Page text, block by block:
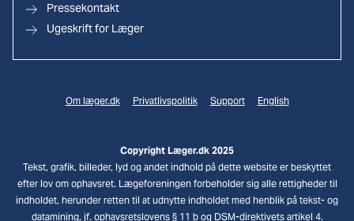
Pressekontakt
Ugeskrift for Læger
Om læger.dk Privatlivspolitik Support English
Copyright Læger.dk 2025
Tekst, grafik, billeder, lyd og andet indhold på dette website er beskyttet
efter lov om ophavsret. Lægeforeningen forbeholder sig alle rettigheder til
indholdet, herunder retten til at udnytte indholdet med henblik på tekst- og
datamining, jf. ophavsretslovens § 11 b og DSM-direktivets artikel 4.